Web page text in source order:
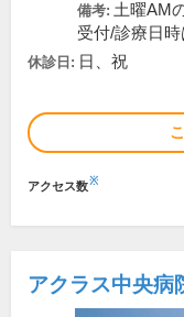
備考: 土曜AM
受付/診療日
休診日: 日、祝
アクセス数※
アクラス中央病